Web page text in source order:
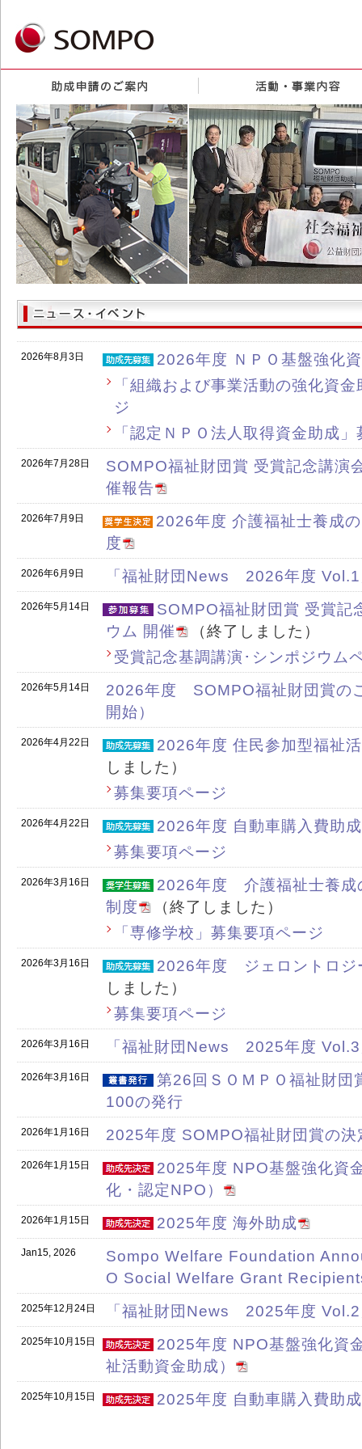
2026年8月3日
2026年度 ＮＰＯ基盤強化
「組織および事業活動の強化資
ジ
「認定ＮＰＯ法人取得資金助成
2026年7月28日
SOMPO福祉財団賞 受賞記念講演
催報告
2026年7月9日
2026年度 介護福祉士養成
度
2026年6月9日 「福祉財団News 2026年度
2026年5月14日
SOMPO福祉財団賞 受賞記
ウム 開催
（終了しました）
受賞記念基調講演･シンポジウム
2026年5月14日
2026年度 SOMPO福祉財団賞の
開始）
2026年4月22日
2026年度 住民参加型福祉
しました）
募集要項ページ
2026年4月22日
2026年度 自動車購入費助成
募集要項ページ
2026年3月16日
2026年度 介護福祉士養成
制度
（終了しました）
「専修学校」募集要項ページ
2026年3月16日
2026年度 ジェロントロジ
しました）
募集要項ページ
2026年3月16日 「福祉財団News 2025年度
2026年3月16日
第26回ＳＯＭＰＯ福祉財団
100の発行
2026年1月16日 2025年度 SOMPO福祉財団賞の決
2026年1月15日
2025年度 NPO基盤強化資
化・認定NPO）
2026年1月15日 2025年度 海外助成
Jan15, 2026
Sompo Welfare Foundation
O Social Welfare Grant
2025年12月24日 「福祉財団News 2025年度
2025年10月15日
2025年度 NPO基盤強化資
祉活動資金助成）
2025年10月15日 2025年度 自動車購入費助成